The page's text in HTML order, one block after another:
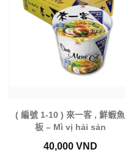
( 編號 1-10 ) 來一客 , 鮮蝦魚
板 – Mì vị hải sản
40,000 VND